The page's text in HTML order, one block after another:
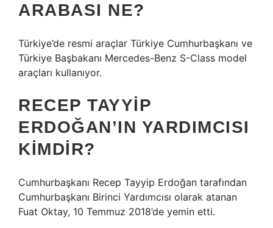
ARABASI NE?
Türkiye’de resmi araçlar Türkiye Cumhurbaşkanı ve
Türkiye Başbakanı Mercedes-Benz S-Class model
araçları kullanıyor.
RECEP TAYYIP
ERDOĞAN’IN YARDIMCISI
KIMDIR?
Cumhurbaşkanı Recep Tayyip Erdoğan tarafından
Cumhurbaşkanı Birinci Yardımcısı olarak atanan
Fuat Oktay, 10 Temmuz 2018’de yemin etti.